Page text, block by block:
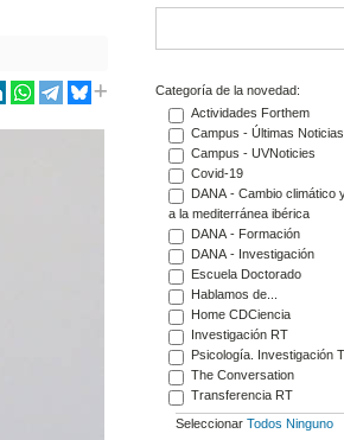
Categoría de la novedad:
Actividades Forthem
Campus - Últimas Noticias
Campus - UVNoticies
Covid-19
DANA - Cambio climático
a la mediterránea ibérica
DANA - Formación
DANA - Investigación
Escuela Doctorado
Hablamos de...
Home CDCiencia
Investigación RT
Psicología. Investigación
The Conversation
Transferencia RT
Seleccionar Todos Ninguno